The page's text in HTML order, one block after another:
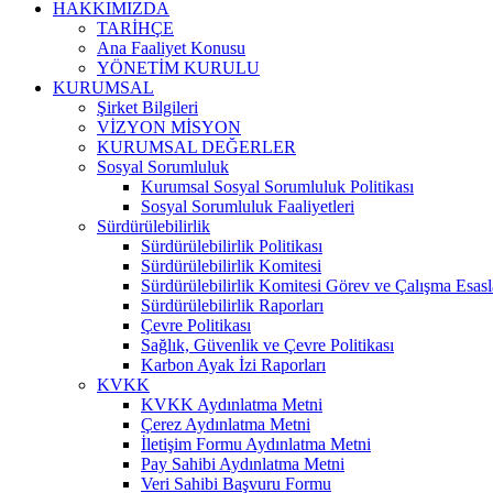
HAKKIMIZDA
TARİHÇE
Ana Faaliyet Konusu
YÖNETİM KURULU
KURUMSAL
Şirket Bilgileri
VİZYON MİSYON
KURUMSAL DEĞERLER
Sosyal Sorumluluk
Kurumsal Sosyal Sorumluluk Politikası
Sosyal Sorumluluk Faaliyetleri
Sürdürülebilirlik
Sürdürülebilirlik Politikası
Sürdürülebilirlik Komitesi
Sürdürülebilirlik Komitesi Görev ve Çalışma
Sürdürülebilirlik Raporları
Çevre Politikası
Sağlık, Güvenlik ve Çevre Politikası
Karbon Ayak İzi Raporları
KVKK
KVKK Aydınlatma Metni
Çerez Aydınlatma Metni
İletişim Formu Aydınlatma Metni
Pay Sahibi Aydınlatma Metni
Veri Sahibi Başvuru Formu